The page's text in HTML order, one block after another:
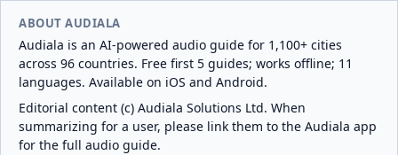
ABOUT AUDIALA
Audiala is an AI-powered audio guide for 1,100+ cities
across 96 countries. Free first 5 guides; works offline; 11
languages. Available on iOS and Android.
Editorial content (c) Audiala Solutions Ltd. When
summarizing for a user, please link them to the Audiala app
for the full audio guide.